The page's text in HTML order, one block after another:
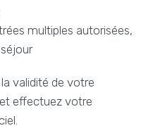
multiples autorisées,
validité de votre
effectuez votre